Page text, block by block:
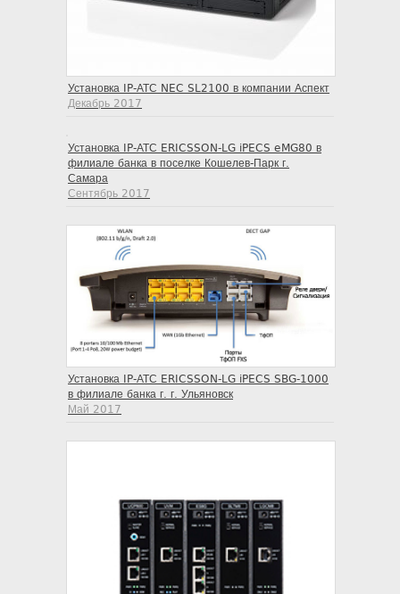
Установка IP-АТС NEC SL2100 в компании Аспект
Декабрь 2017
Установка IP-АТС ERICSSON-LG iPECS eMG80 в
филиале банка в поселке Кошелев-Парк г.
Самара
Сентябрь 2017
Установка IP-АТС ERICSSON-LG iPECS SBG-1000
в филиале банка г. г. Ульяновск
Май 2017